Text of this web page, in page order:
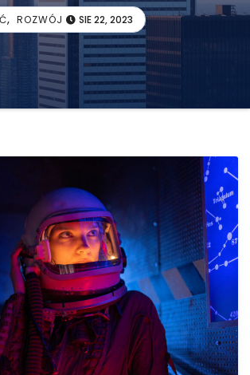
, ROZWÓJ SIE 22, 2023